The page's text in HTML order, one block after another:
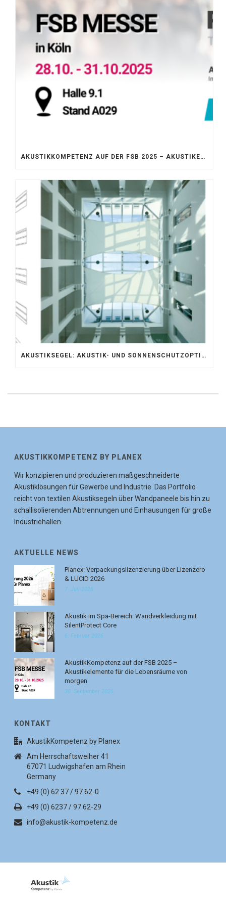
AKUSTIKKOMPETENZ AUF DER FSB 2025 – AKUSTIKELEMENTE FÜR DIE LEBENSRÄUME VON MORGEN
AKUSTIKSEGEL: AKUSTIK- UND SONNENSCHUTZOPTIMIERUNG IM ATRIUM DER UNIVERSITÄT BONN
AKUSTIKKOMPETENZ BY PLANEX
Wir konzipieren und produzieren maßgeschneiderte
Akustiklösungen für Gewerbe und Industrie. Das Portfolio
reicht von textilen Akustiksegeln über Wandpaneele bis hin zu
schallisolierenden Abtrennungen und Einhausungen für große
Industriehallen.
AKTUELLE NEWS
Planex: Verpackungslizenzierung über Lizenzero
& LUCID 2026
7. Juli 2026
Akustik im Spa-Bereich: Wandverkleidung mit
SilentProtect Core
6. Februar 2026
AkustikKompetenz auf der FSB 2025 –
Akustikelemente für die Lebensräume von
morgen
30. September 2025
KONTAKT
AkustikKompetenz by Planex
Am Herrschaftsweiher 41
67071 Ludwigshafen am Rhein
Germany
+49 (0) 62 37 / 97 62-0
+49 (0) 6237 / 97 62-29
info@akustik-kompetenz.de